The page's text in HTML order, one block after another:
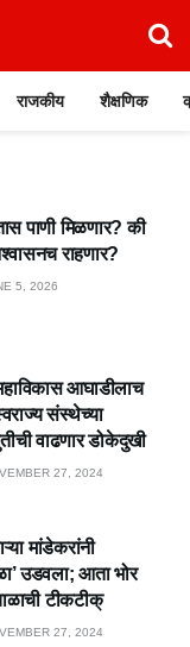
राजकीय शैक्षणिक
पाणी मिळणार? की
राहणार?
5, 2026
आघाडीलाच
संस्थेच्या
वाढणार डोकेदुखी
27, 2024
मांडेकरांनी
उडवला; आता भोर
टीकटीक्
27, 2024